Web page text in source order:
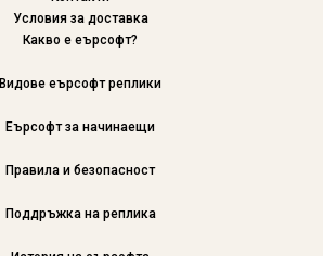
Условия за доставка
Какво е еърсофт?
Видове еърсофт реплики
Еърсофт за начинаещи
Правила и безопасност
Поддръжка на реплика